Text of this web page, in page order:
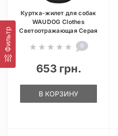
Фильтр
Куртка-жилет для собак
WAUDOG Clothes
Светоотражающая Серая
0
653 грн.
В КОРЗИНУ